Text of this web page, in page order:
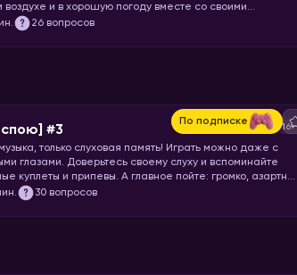
воздухе и в хорошую погоду вместе со своими
по даче! Откладывайте все свои «городские» дела и
26 вопросов
По подписке
#3 16+
только слуховая память! Играть можно даже с
глазами. Доверьтесь своему слуху и вспоминайте
куплеты и припевы. А главное пойте: громко, азартно
30 вопросов